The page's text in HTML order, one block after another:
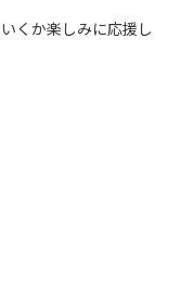
くか楽しみに応援し